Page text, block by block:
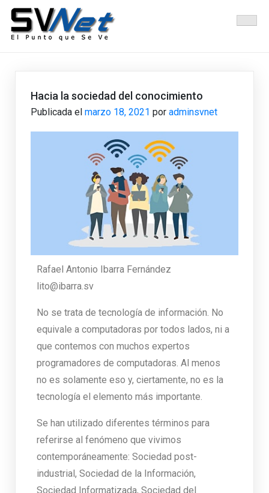
SVNet El Punto Que Se Ve
Administradora de Nombres de Dominio e IP, para El Salvador
Hacia la sociedad del conocimiento
Publicada el marzo 18, 2021 por adminsvnet
Rafael Antonio Ibarra Fernández
lito@ibarra.sv
No se trata de tecnología de información. No
equivale a computadoras por todos lados, ni a
que contemos con muchos expertos
programadores de computadoras. Al menos
no es solamente eso y, ciertamente, no es la
tecnología el elemento más importante.
Se han utilizado diferentes términos para
referirse al fenómeno que vivimos
contemporáneamente: Sociedad post-
industrial, Sociedad de la Información,
Sociedad Informatizada, Sociedad del